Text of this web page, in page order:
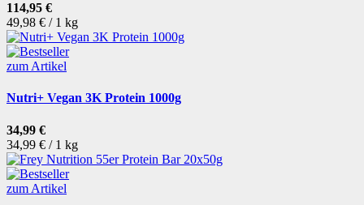
114,95 €
49,98 € / 1 kg
zum Artikel
Nutri+ Vegan 3K Protein 1000g
34,99 €
34,99 € / 1 kg
zum Artikel